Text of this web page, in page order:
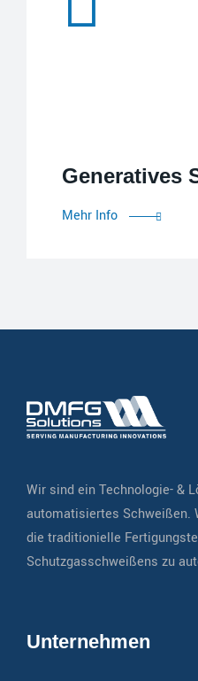
Generatives
Mehr InfoGeneratives
Wir sind ein Technologie- &
automatisiertes Schweißen.
die traditionielle
Schutzgasschweißens zu
Unternehmen